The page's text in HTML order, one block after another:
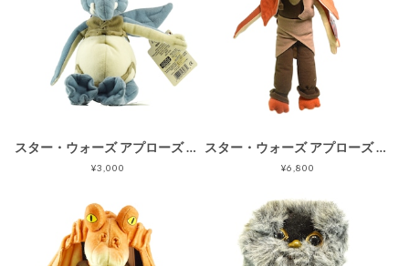
スター・ウォーズ アプローズ ワトー スモールぬいぐるみ 紙タグ付き
¥3,000
スター・ウォーズ アプローズ ジャー・ジャー・ビンクス 口閉じ 30センチ ぬいぐるみ人形 1999
¥6,800